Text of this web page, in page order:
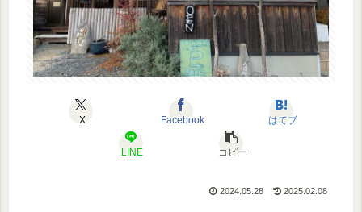
X Facebook はてブ
LINE コピー
2024.05.28 2025.02.08